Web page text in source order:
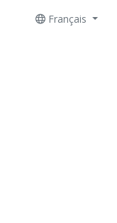
Français